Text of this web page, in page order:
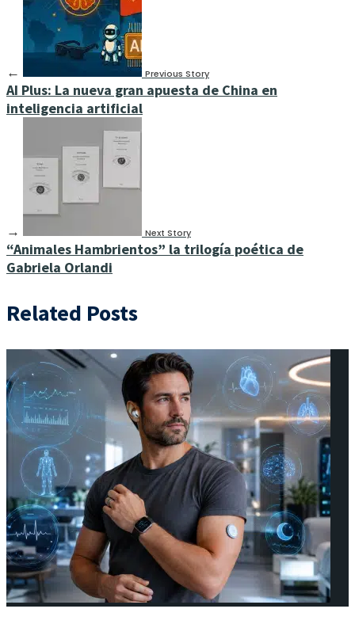
← Previous Story
AI Plus: La nueva gran apuesta de China en
inteligencia artificial
→ Next Story
“Animales Hambrientos” la trilogía poética de
Gabriela Orlandi
Related Posts